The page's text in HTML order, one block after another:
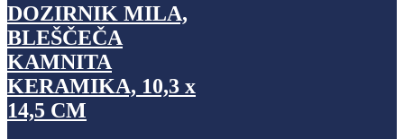
DOZIRNIK MILA,
BLEŠČEČA
KAMNITA
KERAMIKA, 10,3 x
14,5 CM